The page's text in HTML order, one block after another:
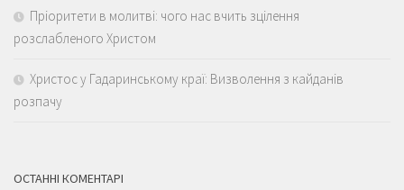
Пріоритети в молитві: чого нас вчить зцілення
розслабленого Христом
Христос у Гадаринському краї: Визволення з кайданів
розпачу
ОСТАННІ КОМЕНТАРІ